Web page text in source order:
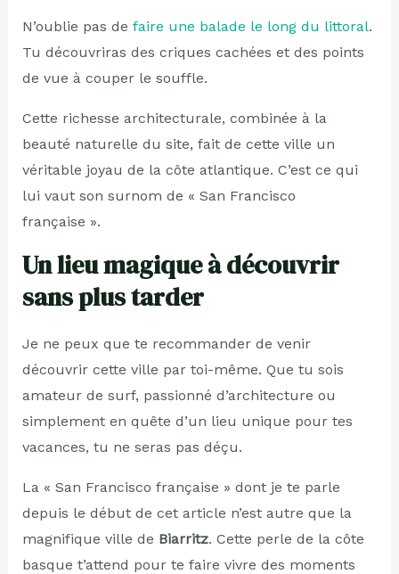
N’oublie pas de faire une balade le long du littoral.
Tu découvriras des criques cachées et des points
de vue à couper le souffle.
Cette richesse architecturale, combinée à la
beauté naturelle du site, fait de cette ville un
véritable joyau de la côte atlantique. C’est ce qui
lui vaut son surnom de « San Francisco
française ».
Un lieu magique à découvrir
sans plus tarder
Je ne peux que te recommander de venir
découvrir cette ville par toi-même. Que tu sois
amateur de surf, passionné d’architecture ou
simplement en quête d’un lieu unique pour tes
vacances, tu ne seras pas déçu.
La « San Francisco française » dont je te parle
depuis le début de cet article n’est autre que la
magnifique ville de Biarritz. Cette perle de la côte
basque t’attend pour te faire vivre des moments